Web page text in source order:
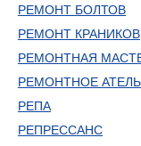
РЕМОНТ БОЛТОВ
РЕМОНТ КРАНИКОВ
РЕМОНТНАЯ
РЕМОНТНОЕ
РЕПА
РЕПРЕССАНС